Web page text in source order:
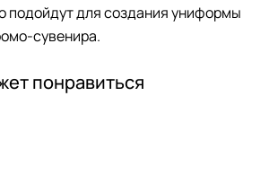
подойдут для создания униформы
сувенира.
понравиться